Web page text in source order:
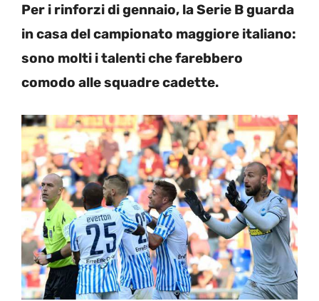
Per i rinforzi di gennaio, la Serie B guarda
in casa del campionato maggiore italiano:
sono molti i talenti che farebbero
comodo alle squadre cadette.